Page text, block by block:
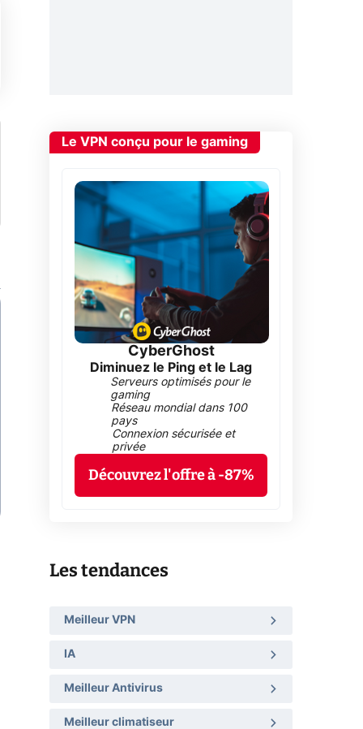
Le VPN conçu pour le gaming
CyberGhost
Diminuez le Ping et le Lag
Serveurs optimisés pour le
gaming
Réseau mondial dans 100
pays
Connexion sécurisée et
privée
Découvrez l'offre à -87%
Les tendances
Meilleur VPN
IA
Meilleur Antivirus
Meilleur climatiseur